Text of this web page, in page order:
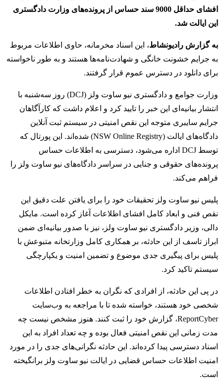
افشای حداقل 9000 سند حساس از پرونده‌های وزارت دادگستری
این ایالت شد.
به گزارش رادیونشاط، این اسناد محرمانه، حاوی اطلاعات مربوط
به جرایم خشونت خانگی و شهادت‌نامه‌ها هستند و به طور ناخواسته
برای دانلود در دسترس عموم قرار گرفتند.
وزارت جوامع و دادگستری نیو ساوت ولز (DCJ) روز سه‌شنبه با
انتشار بیانیه‌ای این خبر را تایید کرد و اعلام داشت که کارآگاهان
جرایم سایبری متوجه این نقص امنیتی در سیستم ثبت آنلاین
دادگاه‌های ایالت (NSW Online Registry) شده‌اند. این پورتال که
توسط DCJ اداره می‌شود، دسترسی به اطلاعات حساس
پرونده‌های حقوقی و جنایی در سراسر دادگاه‌های نیو ساوت ولز را
فراهم می‌کند.
پلیس نیو ساوت ولز تحقیقات خود را برای یافتن علت دقیق این
نقص فنی و ابعاد کامل افشای اطلاعات آغاز کرده است. مایکل
دالی، وزیر دادگستری نیو ساوت ولز، نیز با صدور بیانیه‌ای ضمن
ابراز تاسف از این حادثه، بر همکاری کامل وزارتخانه متبوعش با
پلیس برای پیگیری جدی موضوع و تضمین امنیت و یکپارچگی
سیستم تاکید کرد.
در پی این حادثه، از افرادی که نگران به خطر افتادن اطلاعات
شخصی خود هستند، خواسته شده تا با مراجعه به وب‌سایت
ReportCyber، گزارش خود را ثبت کنند. هنوز مشخص نیست چه
مدت زمانی این نقص امنیتی فعال بوده و چه تعداد افراد به این
اسناد دسترسی پیدا کرده‌اند. این حادثه نگرانی‌های جدی را در مورد
امنیت اطلاعات حساس قضایی در ایالت نیو ساوت ولز برانگیخته
است.